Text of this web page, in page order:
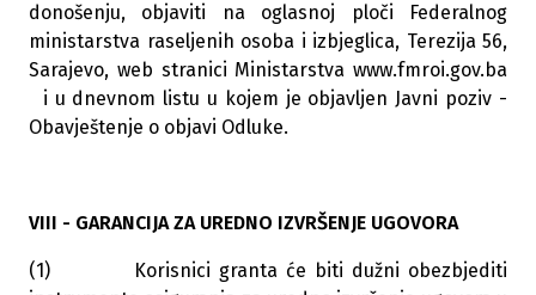
donošenju, objaviti na oglasnoj ploči Federalnog
ministarstva raseljenih osoba i izbjeglica, Terezija 56,
Sarajevo, web stranici Ministarstva www.fmroi.gov.ba
i u dnevnom listu u kojem je objavljen Javni poziv -
Obavještenje o objavi Odluke.
VIII - GARANCIJA ZA UREDNO IZVRŠENJE UGOVORA
(1) Korisnici granta će biti dužni obezbjediti